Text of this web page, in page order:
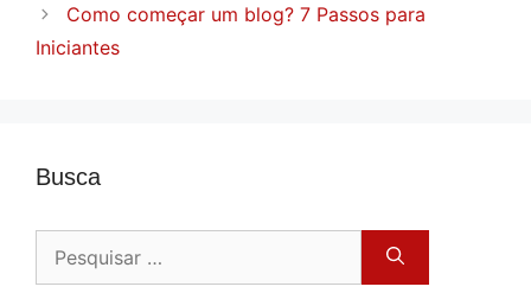
Como começar um blog? 7 Passos para
Iniciantes
Busca
por: